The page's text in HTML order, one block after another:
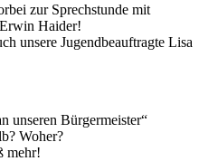
zur Sprechstunde mit
Haider!
unsere Jugendbeauftragte Lisa
unseren Bürgermeister“
Woher?
mehr!